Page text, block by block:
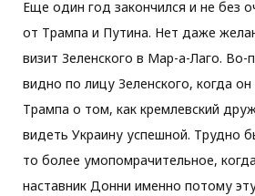
Еще один год закончился и не без
от Трампа и Путина. Нет даже
визит Зеленского в Мар-а-Лаго. Во-
видно по лицу Зеленского, когда
Трампа о том, как кремлевский
видеть Украину успешной. Трудно
то более умопомрачительное,
наставник Донни именно потому